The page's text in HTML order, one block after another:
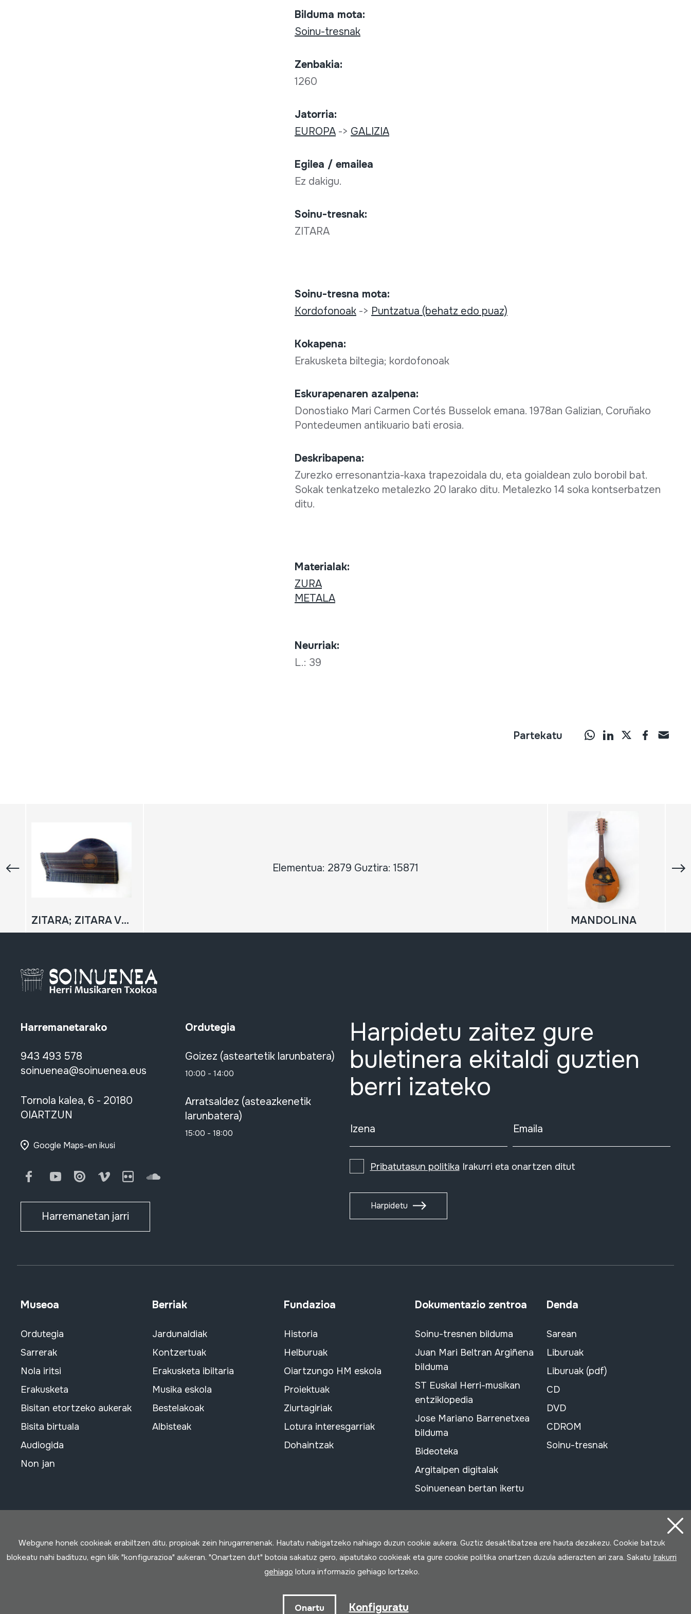
Bilduma mota:
Soinu-tresnak
Zenbakia:
1260
Jatorria:
EUROPA-> GALIZIA
Egilea / emailea
Ez dakigu.
Soinu-tresnak:
ZITARA
Soinu-tresna mota:
Kordofonoak-> Puntzatua (behatz edo puaz)
Kokapena:
Erakusketa biltegia; kordofonoak
Eskurapenaren azalpena:
Donostiako Mari Carmen Cortés Busselok emana. 1978an Galizian, Coruñako
Pontedeumen antikuario bati erosia.
Deskribapena:
Zurezko erresonantzia-kaxa trapezoidala du, eta goialdean zulo borobil bat.
Sokak tenkatzeko metalezko 20 larako ditu. Metalezko 14 soka kontserbatzen
ditu.
Materialak:
ZURA
METALA
Neurriak:
L.: 39
Partekatu
Elementua: 2879 Guztira: 15871
ZITARA; ZITARA VIENESA MANDOLINA
Harremanetarako
943 493 578
soinuenea@soinuenea.eus
Tornola kalea, 6 - 20180
OIARTZUN
Google Maps-en ikusi
FacebookYoutubeIssuu Vimeo FlickrSoundCloud
Harremanetan jarri
Ordutegia
Goizez (asteartetik larunbatera)
10:00 - 14:00
Arratsaldez (asteazkenetik
larunbatera)
15:00 - 18:00
Harpidetu zaitez gure
buletinera ekitaldi guztien
berri izateko
Izena Emaila
Pribatutasun politika Irakurri eta onartzen ditut
Harpidetu
Museoa
Ordutegia
Sarrerak
Nola iritsi
Erakusketa
Bisitan etortzeko aukerak
Bisita birtuala
Audiogida
Non jan
Berriak
Jardunaldiak
Kontzertuak
Erakusketa ibiltaria
Musika eskola
Bestelakoak
Albisteak
Fundazioa
Historia
Helburuak
Oiartzungo HM eskola
Proiektuak
Ziurtagiriak
Lotura interesgarriak
Dohaintzak
Dokumentazio zentroa
Soinu-tresnen bilduma
Juan Mari Beltran Argiñena
bilduma
ST Euskal Herri-musikan
entziklopedia
Jose Mariano Barrenetxea
bilduma
Bideoteka
Argitalpen digitalak
Soinuenean bertan ikertu
Denda
Sarean
Liburuak
Liburuak (pdf)
CD
DVD
CDROM
Soinu-tresnak
Webgune honek cookieak erabiltzen ditu, propioak zein hirugarrenenak. Hautatu nabigatzeko nahiago duzun cookie aukera. Guztiz desaktibatzea ere hauta dezakezu. Cookie batzuk
blokeatu nahi badituzu, egin klik "konfigurazioa" aukeran. "Onartzen dut" botoia sakatuz gero, aipatutako cookieak eta gure cookie politika onartzen duzula adierazten ari zara. Sakatu Irakurri
gehiago lotura informazio gehiago lortzeko.
Onartu Konfiguratu